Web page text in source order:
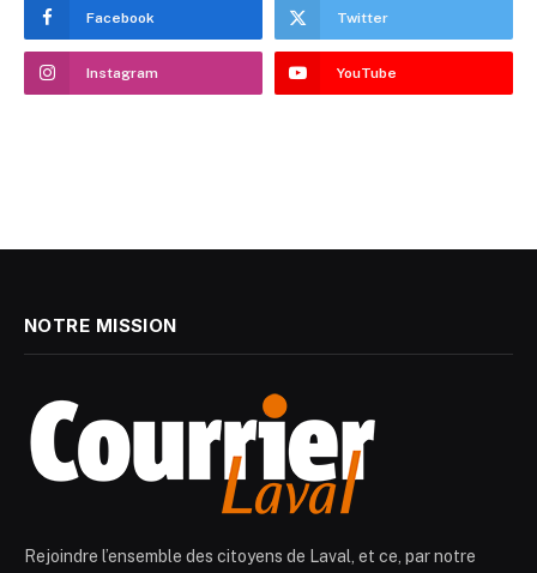
Facebook Twitter
Instagram YouTube
NOTRE MISSION
Rejoindre l’ensemble des citoyens de Laval, et ce, par notre